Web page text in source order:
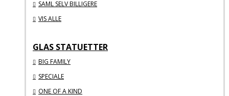
SAML SELV BILLIGERE
VIS ALLE
GLAS STATUETTER
BIG FAMILY
SPECIALE
ONE OF A KIND